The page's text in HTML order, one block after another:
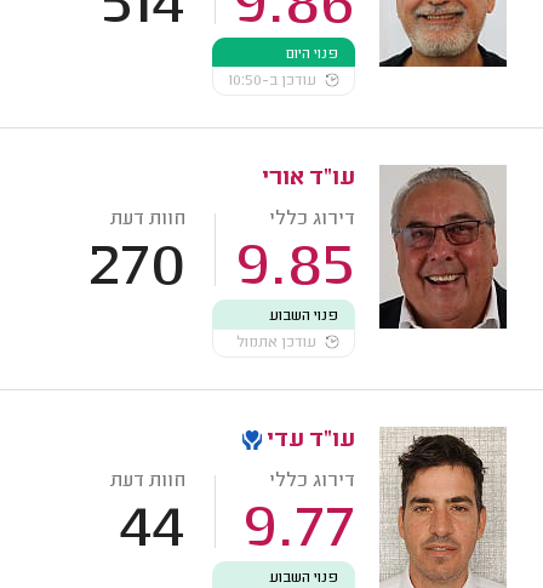
פנוי היום
עודכן ב-10:50
עו"ד אורי
דירוג כללי
9.85
חוות דעת
270
פנוי השבוע
עודכן אתמול
עו"ד עדי
דירוג כללי
9.77
חוות דעת
44
פנוי השבוע